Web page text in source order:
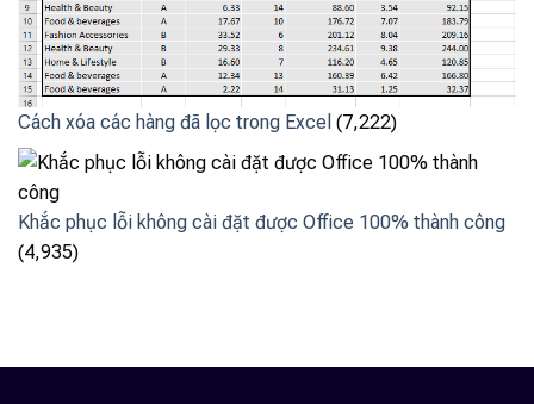
Cách xóa các hàng đã lọc trong Excel (7,222)
Khắc phục lỗi không cài đặt được Office 100% thành công
(4,935)